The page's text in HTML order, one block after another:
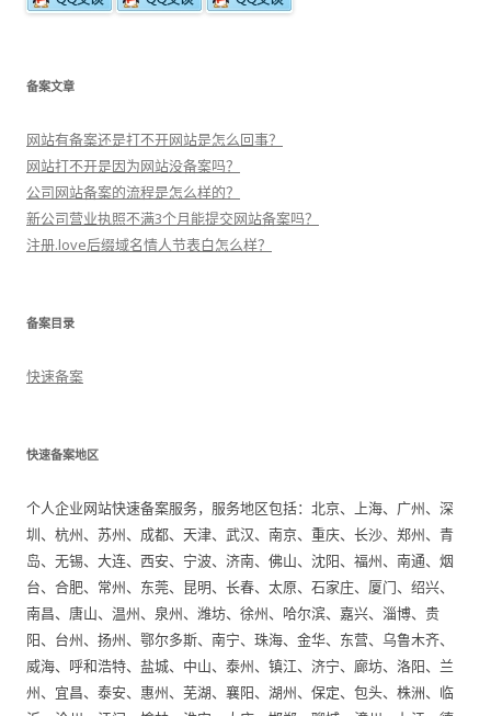
备案文章
网站有备案还是打不开网站是怎么回事？
网站打不开是因为网站没备案吗？
公司网站备案的流程是怎么样的？
新公司营业执照不满3个月能提交网站备案吗？
注册.love后缀域名情人节表白怎么样？
备案目录
快速备案
快速备案地区
个人企业网站快速备案服务，服务地区包括：北京、上海、广州、深
圳、杭州、苏州、成都、天津、武汉、南京、重庆、长沙、郑州、青
岛、无锡、大连、西安、宁波、济南、佛山、沈阳、福州、南通、烟
台、合肥、常州、东莞、昆明、长春、太原、石家庄、厦门、绍兴、
南昌、唐山、温州、泉州、潍坊、徐州、哈尔滨、嘉兴、淄博、贵
阳、台州、扬州、鄂尔多斯、南宁、珠海、金华、东营、乌鲁木齐、
威海、呼和浩特、盐城、中山、泰州、镇江、济宁、廊坊、洛阳、兰
州、宜昌、泰安、惠州、芜湖、襄阳、湖州、保定、包头、株洲、临